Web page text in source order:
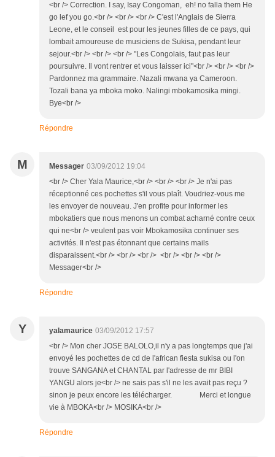
<br /> Correction. I say, Isay Congoman, eh! no falla them He
go lef you go.<br /> <br /> <br /> C'est l'Anglais de Sierra
Leone, et le conseil est pour les jeunes filles de ce pays, qui
lombait amoureuse de musiciens de Sukisa, pendant leur
sejour.<br /> <br /> <br /> "Les Congolais, faut pas leur
poursuivre. Il vont rentrer et vous laisser ici"<br /> <br /> <br />
Pardonnez ma grammaire. Nazali mwana ya Cameroon.
Tozali bana ya mboka moko. Nalingi mbokamosika mingi.
Bye<br />
Répondre
M Messager 03/09/2012 19:04
<br /> Cher Yala Maurice,<br /> <br /> <br /> Je n'ai pas
réceptionné ces pochettes s'il vous plaît. Voudriez-vous me
les envoyer de nouveau. J'en profite pour informer les
mbokatiers que nous menons un combat acharné contre ceux
qui ne<br /> veulent pas voir Mbokamosika continuer ses
activités. Il n'est pas étonnant que certains mails
disparaissent.<br /> <br /> <br /> <br /> <br /> <br />
Messager<br />
Répondre
Y yalamaurice 03/09/2012 17:57
<br /> Mon cher JOSE BALOLO,il n'y a pas longtemps que j'ai
envoyé les pochettes de cd de l'african fiesta sukisa ou l'on
trouve SANGANA et CHANTAL par l'adresse de mr BIBI
YANGU alors je<br /> ne sais pas s'il ne les avait pas reçu ?
sinon je peux encore les télécharger. Merci et longue
vie à MBOKA<br /> MOSIKA<br />
Répondre